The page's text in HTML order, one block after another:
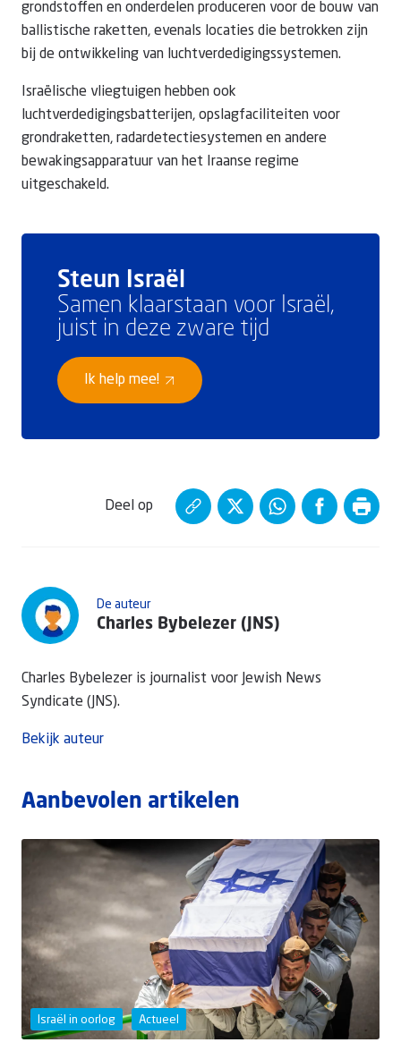
grondstoffen en onderdelen produceren voor de bouw van
ballistische raketten, evenals locaties die betrokken zijn
bij de ontwikkeling van luchtverdedigingssystemen.
Israëlische vliegtuigen hebben ook
luchtverdedigingsbatterijen, opslagfaciliteiten voor
grondraketten, radardetectiesystemen en andere
bewakingsapparatuur van het Iraanse regime
uitgeschakeld.
Steun Israël
Samen klaarstaan voor Israël,
juist in deze zware tijd
Ik help mee!
De auteur
Charles Bybelezer (JNS)
Charles Bybelezer is journalist voor Jewish News
Syndicate (JNS).
Bekijk auteur
Deel op
Aanbevolen artikelen
Israël in oorlog Actueel